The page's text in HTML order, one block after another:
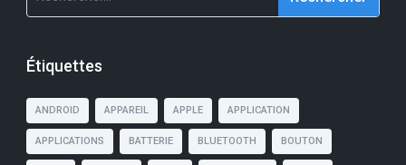
Étiquettes
ANDROID APPAREIL APPLE APPLICATION
APPLICATIONS BATTERIE BLUETOOTH BOUTON